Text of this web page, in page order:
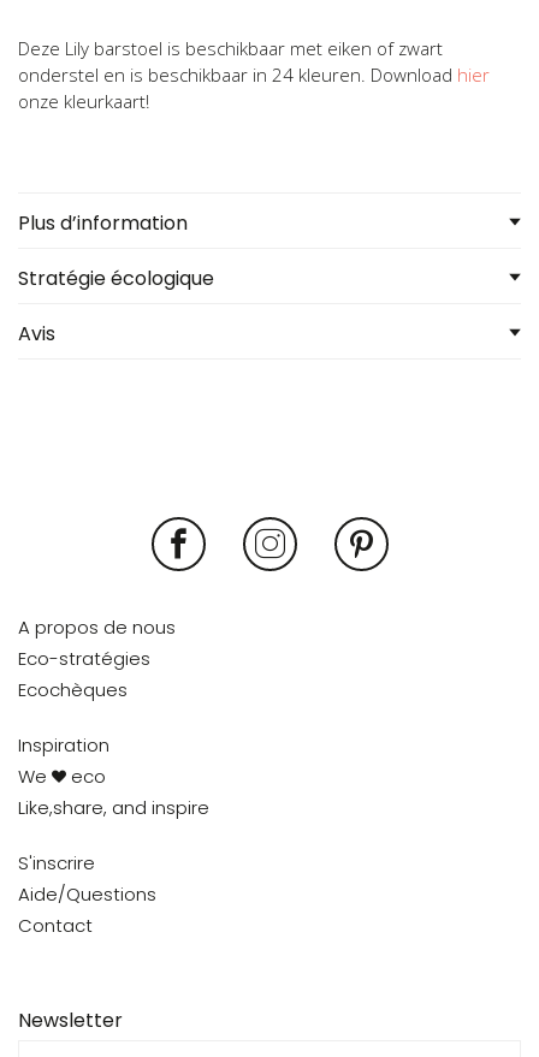
Deze Lily barstoel is beschikbaar met eiken of zwart
onderstel en is beschikbaar in 24 kleuren. Download hier
onze kleurkaart!
Plus d’information
Stratégie écologique
Avis
A propos de nous
Eco-stratégies
Ecochèques
Inspiration
We
eco
Like,share, and inspire
S'inscrire
Aide/Questions
Contact
Newsletter